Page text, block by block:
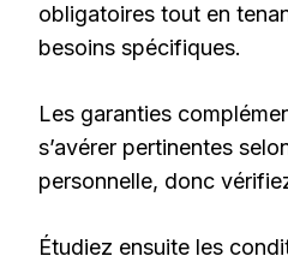
obligatoires tout en
besoins spécifiques.
Les garanties
s’avérer pertinentes
personnelle, donc
Étudiez ensuite les